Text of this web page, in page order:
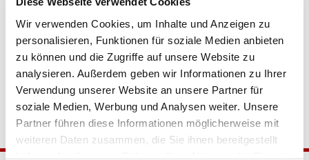
Wir verwenden Cookies, um Inhalte und Anzeigen zu
personalisieren, Funktionen für soziale Medien anbieten
zu können und die Zugriffe auf unsere Website zu
analysieren. Außerdem geben wir Informationen zu Ihrer
Verwendung unserer Website an unsere Partner für
soziale Medien, Werbung und Analysen weiter. Unsere
Partner führen diese Informationen möglicherweise mit
weiteren Daten zusammen, die Sie ihnen bereitgestellt